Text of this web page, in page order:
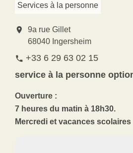
Services à la personne
location_on
9a rue Gillet
68040 Ingersheim
phone +33 6 29 63 02 15
service à la personne
Ouverture :
7 heures du matin à 18h30.
Mercredi et vacances scolaires